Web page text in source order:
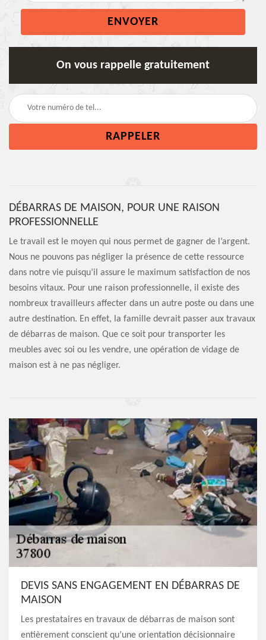
On vous rappelle gratuitement
DÉBARRAS DE MAISON, POUR UNE RAISON
PROFESSIONNELLE
Le travail est le moyen qui nous permet de gagner de l’argent.
Nous ne pouvons pas négliger la présence de cette ressource
dans notre vie puisqu’il assure le maximum satisfaction de nos
besoins vitaux. Pour une raison professionnelle, il existe des
nombreux travailleurs affecter dans un autre poste ou dans une
autre destination. En effet, la famille devrait passer aux travaux
de débarras de maison. Que ce soit pour transporter les
meubles avec soi ou les vendre, une opération de vidage de
maison est à ne pas négliger.
DEVIS SANS ENGAGEMENT EN DÉBARRAS DE
MAISON
Les prestataires en travaux de débarras de maison sont
entièrement conscient qu’une orientation décisionnaire